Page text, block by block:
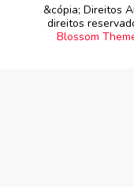
&cópia; Direitos
direitos
Blossom